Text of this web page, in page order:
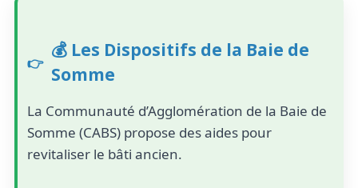
💰 Les Dispositifs de la Baie de
Somme
La Communauté d’Agglomération de la Baie de
Somme (CABS) propose des aides pour
revitaliser le bâti ancien.